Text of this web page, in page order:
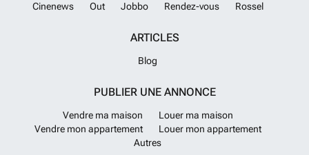
Cinenews
Out Jobbo Rendez-vous Rossel
ARTICLES
Blog
PUBLIER UNE ANNONCE
Vendre ma maison
Louer ma maison
Vendre mon appartement
Louer mon appartement
Autres